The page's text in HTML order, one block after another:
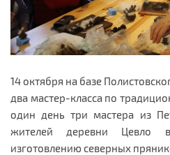
14 октября на базе
два мастер-класса по
один день три мастера из
жителей деревни Цевло
изготовлению северных